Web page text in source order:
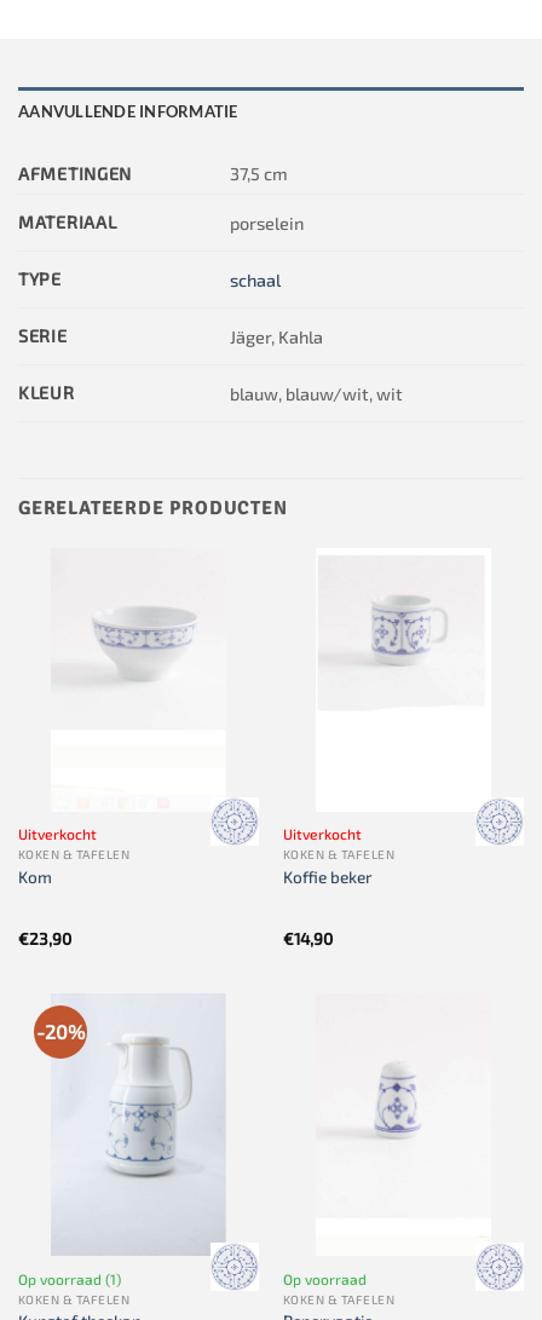
AANVULLENDE INFORMATIE
AFMETINGEN 37,5 cm
MATERIAAL porselein
TYPE schaal
SERIE Jäger, Kahla
KLEUR blauw, blauw/wit, wit
GERELATEERDE PRODUCTEN
Uitverkocht
KOKEN & TAFELEN
Kom
€23,90
Uitverkocht
KOKEN & TAFELEN
Koffie beker
€14,90
-20%
Op voorraad (1)
KOKEN & TAFELEN
Op voorraad
KOKEN & TAFELEN